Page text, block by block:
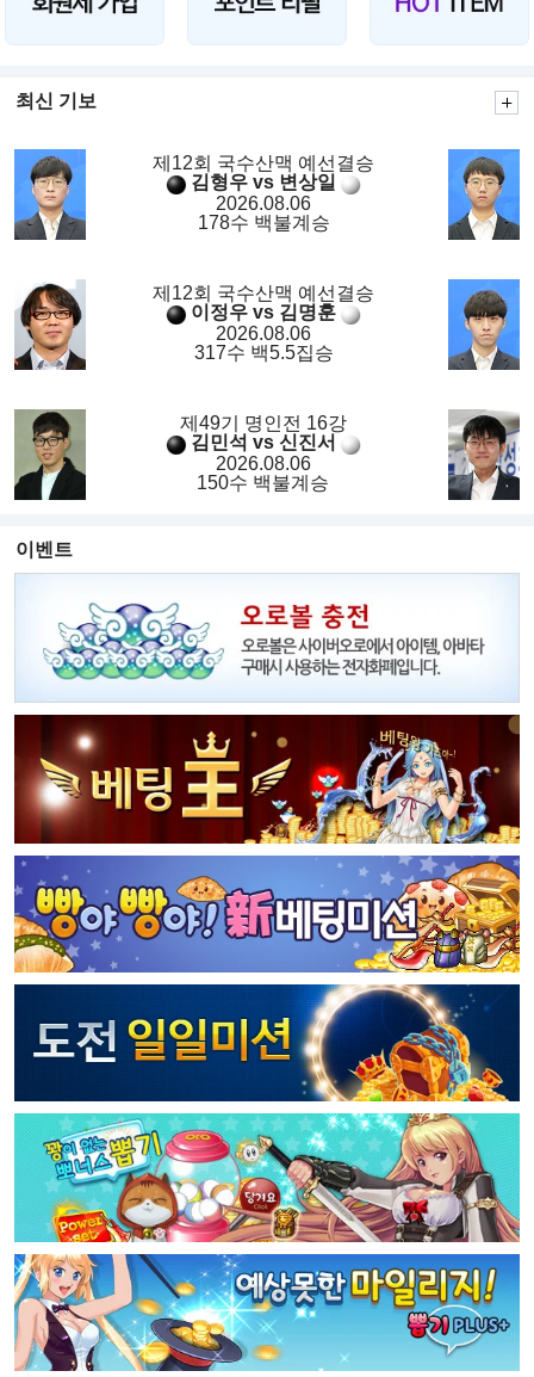
최신 기보
제12회 국수산맥 예선결승
김형우 vs 변상일
2026.08.06
178수 백불계승
제12회 국수산맥 예선결승
이정우 vs 김명훈
2026.08.06
317수 백5.5집승
제49기 명인전 16강
김민석 vs 신진서
2026.08.06
150수 백불계승
이벤트